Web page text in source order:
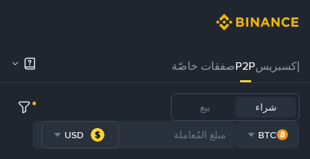
إكسبريسP2Pصفقات خاصّة
شراء بيع
BTC
USD